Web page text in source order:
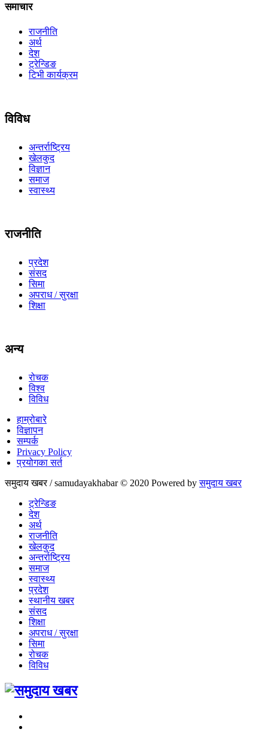
समाचार
राजनीति
अर्थ
देश
ट्रेन्डिङ
टिभी कार्यक्रम
विविध
अन्तर्राष्ट्रिय
खेलकुद
विज्ञान
समाज
स्वास्थ्य
राजनीति
प्रदेश
संसद
सिमा
अपराध / सुरक्षा
शिक्षा
अन्य
रोचक
विश्व
विविध
हाम्रोबारे
विज्ञापन
सम्पर्क
Privacy Policy
प्रयोगका सर्त
समुदाय खबर / samudayakhabar © 2020 Powered byसमुदाय खबर
ट्रेन्डिङ
देश
अर्थ
राजनीति
खेलकुद
अन्तर्राष्ट्रिय
समाज
स्वास्थ्य
प्रदेश
स्थानीय खबर
संसद
शिक्षा
अपराध / सुरक्षा
सिमा
रोचक
विविध